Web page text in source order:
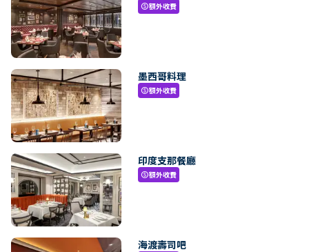
paid額外收費
墨西哥料理
paid額外收費
印度支那餐廳
paid額外收費
海渡壽司吧